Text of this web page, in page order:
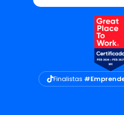
Finalistas